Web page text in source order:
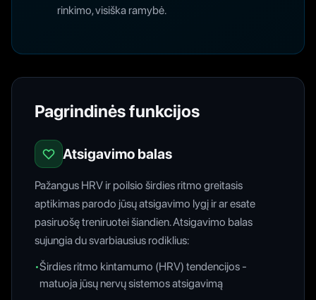
rinkimo, visiška ramybė.
Pagrindinės funkcijos
Atsigavimo balas
Pažangus HRV ir poilsio širdies ritmo greitasis
aptikimas parodo jūsų atsigavimo lygį ir ar esate
pasiruošę treniruotei šiandien. Atsigavimo balas
sujungia du svarbiausius rodiklius:
•Širdies ritmo kintamumo (HRV) tendencijos -
matuoja jūsų nervų sistemos atsigavimą